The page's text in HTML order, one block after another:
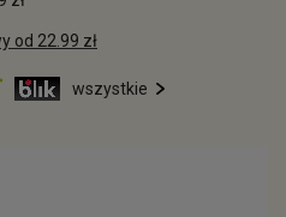
od 22.99 zł
wszystkie